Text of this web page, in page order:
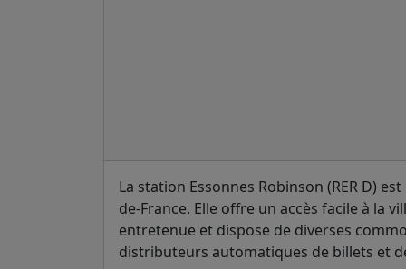
La station Essonnes Robinson (RER D)
de-France. Elle offre un accès facile à la
entretenue et dispose de diverses
distributeurs automatiques de billets et